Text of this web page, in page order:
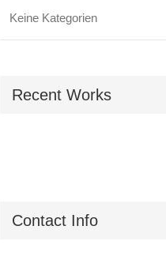
Keine Kategorien
Recent Works
Contact Info